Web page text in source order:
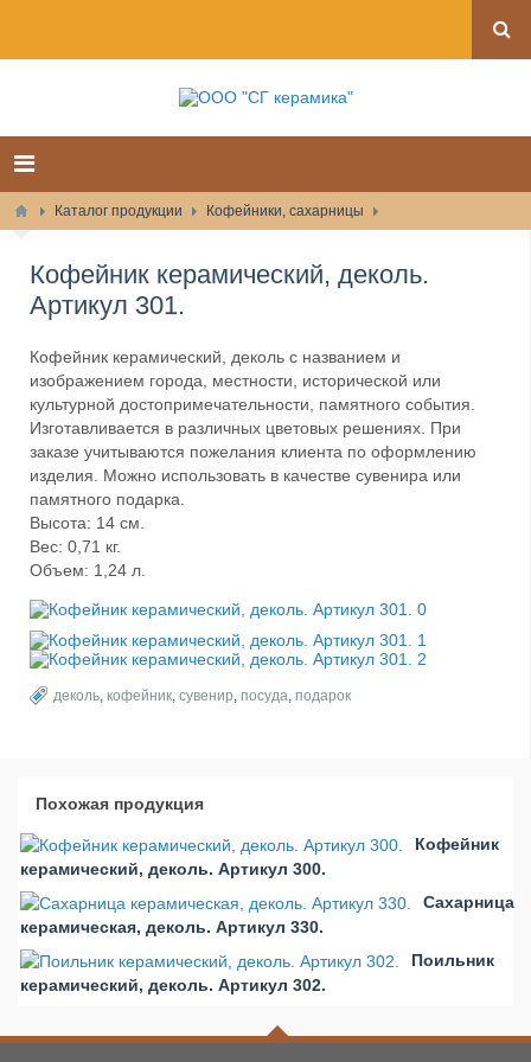
Каталог продукции Кофейники, сахарницы
Кофейник керамический, деколь.
Артикул 301.
Кофейник керамический, деколь с названием и
изображением города, местности, исторической или
культурной достопримечательности, памятного события.
Изготавливается в различных цветовых решениях. При
заказе учитываются пожелания клиента по оформлению
изделия. Можно использовать в качестве сувенира или
памятного подарка.
Высота: 14 см.
Вес: 0,71 кг.
Объем: 1,24 л.
деколь, кофейник, сувенир, посуда, подарок
Похожая продукция
Кофейник
керамический, деколь. Артикул 300.
Сахарница
керамическая, деколь. Артикул 330.
Поильник
керамический, деколь. Артикул 302.